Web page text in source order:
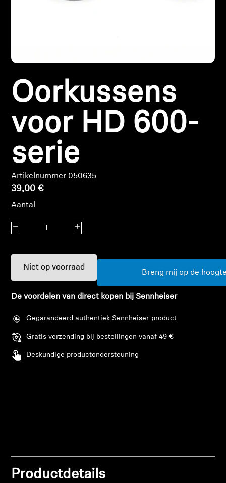
Gehoor per categorie
TV-koptelefoons voor gehoorondersteuning
Originele gehooronderdelengehoor en accessoires
Soundbars
AMBEO soundbars en Subs
Ontdek AMBEO
AMBEO-onderdelen en accessoires
Ontdekken
Over ons
Professioneel
Oorkussens
voor HD 600-
serie
Artikelnummer 050635
39,00 €
Aantal
Aantal verlagen Aantal verhogen
Niet op voorraad
Breng mij op de
De voordelen van direct kopen bij Sennheiser
Gegarandeerd authentiek Sennheiser-product
Gratis verzending bij bestellingen vanaf 49 €
Deskundige productondersteuning
Productdetails